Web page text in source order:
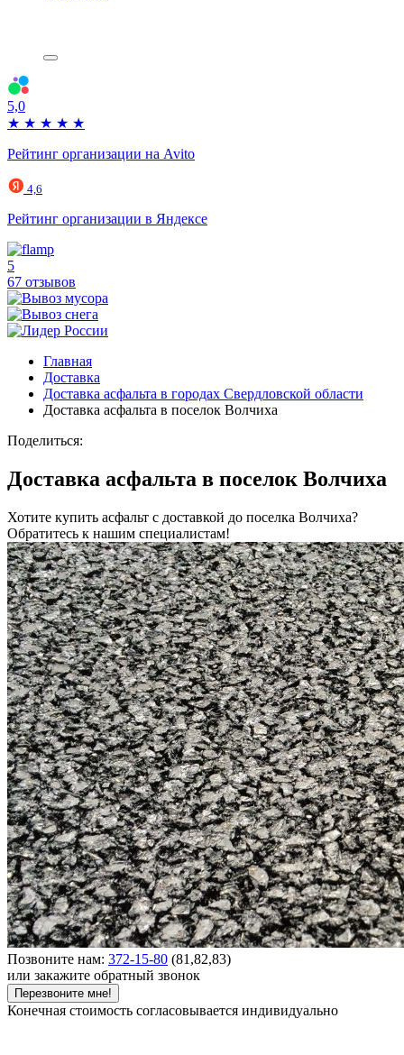
5,0
★ ★ ★ ★ ★
Рейтинг организации на Avito
4,6
Рейтинг организации в Яндексе
5
67 отзывов
Главная
Доставка
Доставка асфальта в городах Свердловской области
Доставка асфальта в поселок Волчиха
Поделиться:
Доставка асфальта в поселок Волчиха
Хотите купить асфальт с доставкой до поселка Волчиха?
Обратитесь к нашим специалистам!
Позвоните нам: 372-15-80 (81,82,83)
или закажите обратный звонок
Перезвоните мне!
Конечная стоимость согласовывается индивидуально